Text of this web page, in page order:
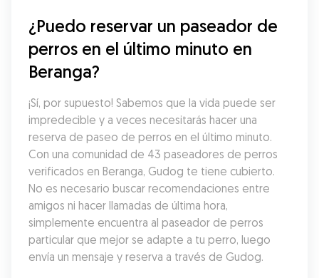
¿Puedo reservar un paseador de
perros en el último minuto en
Beranga?
¡Sí, por supuesto! Sabemos que la vida puede ser
impredecible y a veces necesitarás hacer una
reserva de paseo de perros en el último minuto.
Con una comunidad de 43 paseadores de perros
verificados en Beranga, Gudog te tiene cubierto.
No es necesario buscar recomendaciones entre
amigos ni hacer llamadas de última hora,
simplemente encuentra al paseador de perros
particular que mejor se adapte a tu perro, luego
envía un mensaje y reserva a través de Gudog.